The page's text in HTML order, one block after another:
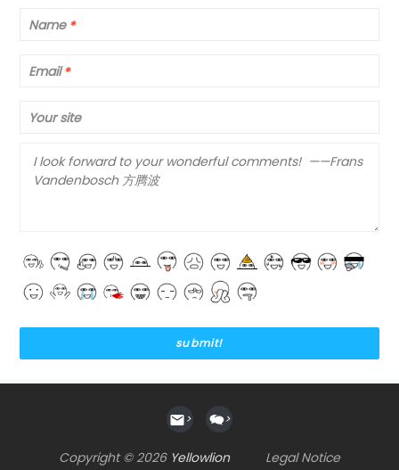
Name *
Email *
Your site
> >
Copyright © 2026 Yellowlion Legal Notice